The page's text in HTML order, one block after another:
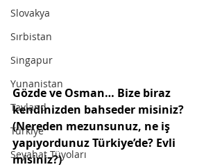
Slovakya
Sırbistan
Singapur
Yunanistan
Tayland
Türkiye
Seyahat Tüyoları
Gözde ve Osman… Bize biraz
kendinizden bahseder misiniz?
(Nereden mezunsunuz, ne iş
yapıyordunuz Türkiye’de? Evli
misiniz?)